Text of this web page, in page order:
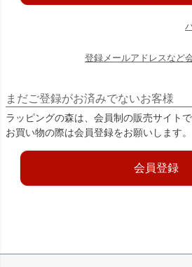
登録メールアドレスなど
まだご登録がお済みでないお客様
ラッピングの森は、会員制の販売サイトで
お買い物の際は会員登録をお願いします。
会員登録